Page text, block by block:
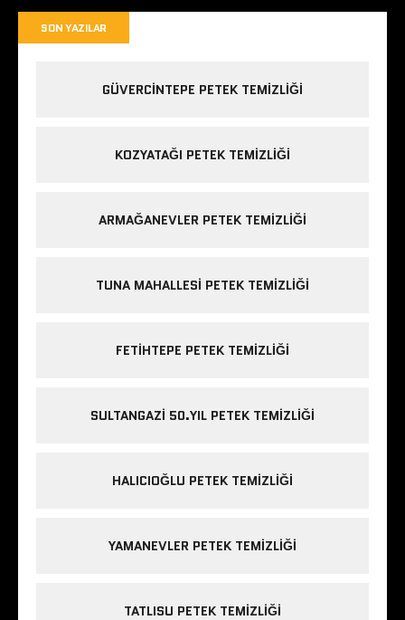
SON YAZILAR
GÜVERCINTEPE PETEK TEMIZLIĞI
KOZYATAĞI PETEK TEMIZLIĞI
ARMAĞANEVLER PETEK TEMIZLIĞI
TUNA MAHALLESI PETEK TEMIZLIĞI
FETIHTEPE PETEK TEMIZLIĞI
SULTANGAZI 50.YIL PETEK TEMIZLIĞI
HALICIOĞLU PETEK TEMIZLIĞI
YAMANEVLER PETEK TEMIZLIĞI
TATLISU PETEK TEMIZLIĞI